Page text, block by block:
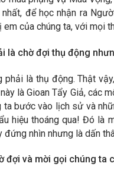
để học nhận ra
em của chúng ta, với mọi
là chờ đợi thụ động
là thụ động. Thật
là Gioan Tẩy Giả, các
ta bước vào lịch sử và
hiệu thoáng qua! Đó là
đứng nhìn nhưng là dấn
đợi và mời gọi chúng ta